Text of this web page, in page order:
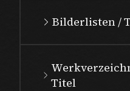
Bilderlisten /
Titel